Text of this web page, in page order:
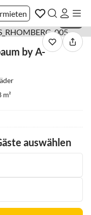
by A-
m²
auswählen